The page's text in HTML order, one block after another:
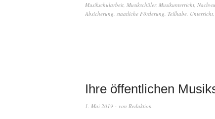
Musikschularbeit Musikschüler, Musikunterricht
Absicherung staatliche Förderung Teilhabe Unterricht
Ihre öffentlichen
1. Mai 2019 von Redaktion